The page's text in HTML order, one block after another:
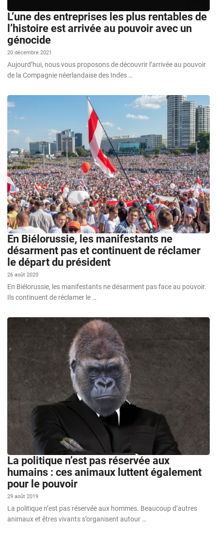
L’une des entreprises les plus rentables de
l’histoire est arrivée au pouvoir avec un
génocide
20 décembre 2021
Aujourd’hui, nous vous proposons de découvrir l’arrivée au pouvoir
de la Compagnie néerlandaise des Indes …
En Biélorussie, les manifestants ne
désarment pas et continuent de réclamer
le départ du président
26 août 2020
En Biélorussie, les manifestants ne désarment pas face au pouvoir.
Ils continuent de réclamer le …
La politique n’est pas réservée aux
humains : ces animaux luttent également
pour le pouvoir
29 août 2019
La politique n’est pas réservée aux hommes. Beaucoup d’autres
animaux et êtres vivants s’organisent autour …